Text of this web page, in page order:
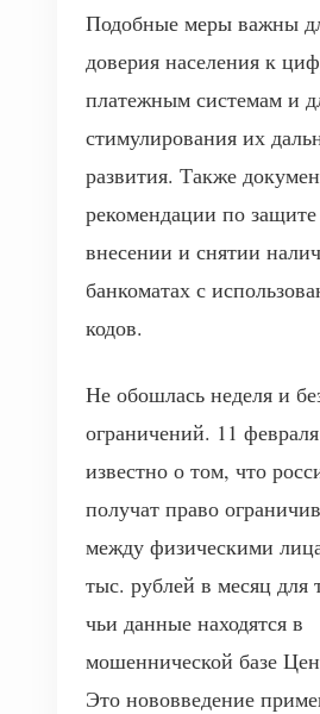
Подобные меры важны
доверия населения к
платежным системам и
стимулирования их
развития. Также
рекомендации по
внесении и снятии
банкоматах с
кодов.
Не обошлась неделя и
ограничений. 11
известно о том, что
получат право
между физическими
тыс. рублей в месяц для
чьи данные находятся в
мошеннической базе
Это нововведение